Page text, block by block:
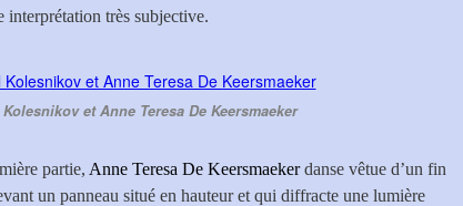
interprétation très subjective.
et Anne Teresa De Keersmaeker
partie, Anne Teresa De Keersmaekerdanse vêtue d’un fin
un panneau situé en hauteur et qui diffracte une lumière